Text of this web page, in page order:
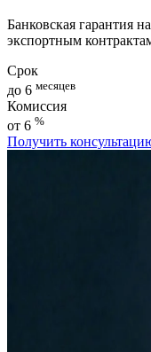
Банковская гарантия
экспортным
Срок
до 6 месяцев
Комиссия
от 6 %
Получить